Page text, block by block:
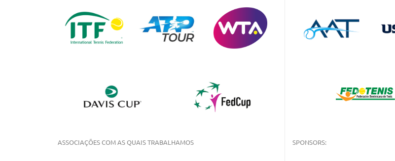
ASSOCIAÇÕES COM AS QUAIS TRABALHAMOS SPONSORS: